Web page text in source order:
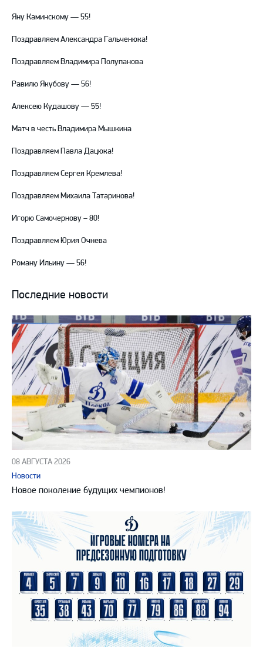
Яну Каминскому — 55!
Поздравляем Александра Гальченюка!
Поздравляем Владимира Полупанова
Равилю Якубову — 56!
Алексею Кудашову — 55!
Матч в честь Владимира Мышкина
Поздравляем Павла Дацюка!
Поздравляем Сергея Кремлева!
Поздравляем Михаила Татаринова!
Игорю Самочернову – 80!
Поздравляем Юрия Очнева
Роману Ильину — 56!
Последние новости
08 АВГУСТА 2026
Новости
Новое поколение будущих чемпионов!